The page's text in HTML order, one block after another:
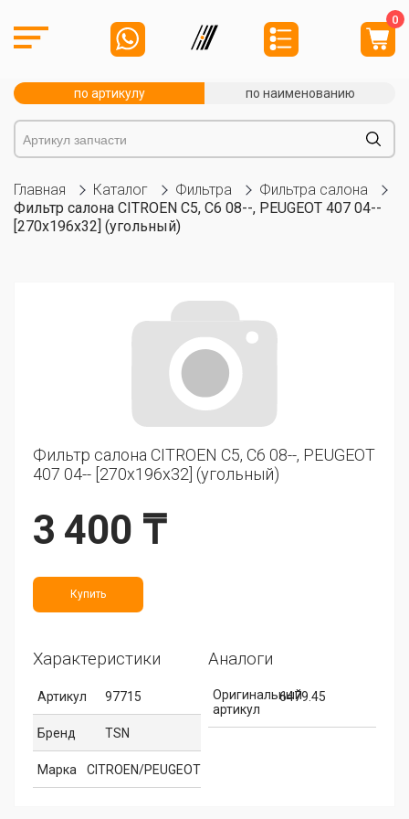
0
по артикулу по наименованию
Главная Каталог Фильтра
Фильтра салона
Фильтр салона CITROEN C5, C6 08--, PEUGEOT 407 04--
[270x196x32] (угольный)
Фильтр салона CITROEN C5, C6 08--, PEUGEOT
407 04-- [270x196x32] (угольный)
3 400 ₸
Купить
Характеристики
Артикул 97715
Бренд TSN
Марка CITROEN/PEUGEOT
Аналоги
Оригинальный
артикул
6479.45